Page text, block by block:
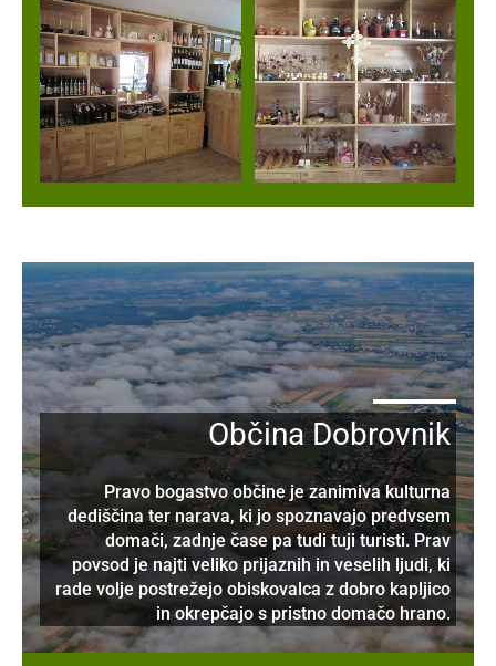
Občina Dobrovnik
Pravo bogastvo občine je zanimiva kulturna
dediščina ter narava, ki jo spoznavajo predvsem
domači, zadnje čase pa tudi tuji turisti. Prav
povsod je najti veliko prijaznih in veselih ljudi, ki
rade volje postrežejo obiskovalca z dobro kapljico
in okrepčajo s pristno domačo hrano.